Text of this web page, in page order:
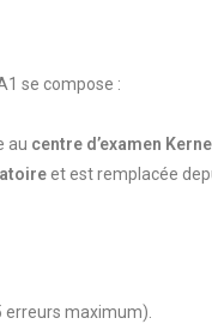
se compose :
au centre d’examen
et est remplacée
erreurs maximum).